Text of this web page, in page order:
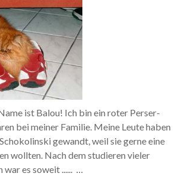
ist Balou! Ich bin ein roter Perser-
bei meiner Familie. Meine Leute haben
gewandt, weil sie gerne eine
wollten. Nach dem studieren vieler
es soweit ...... ...